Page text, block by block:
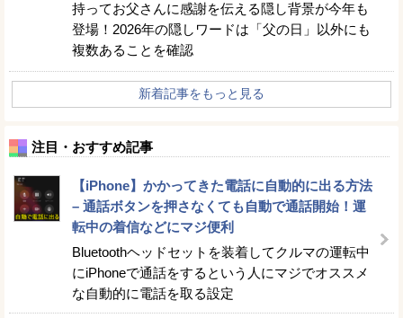
持ってお父さんに感謝を伝える隠し背景が今年も
登場！2026年の隠しワードは「父の日」以外にも
複数あることを確認
新着記事をもっと見る
注目・おすすめ記事
【iPhone】かかってきた電話に自動的に出る方法
– 通話ボタンを押さなくても自動で通話開始！運
転中の着信などにマジ便利
Bluetoothヘッドセットを装着してクルマの運転中
にiPhoneで通話をするという人にマジでオススメ
な自動的に電話を取る設定